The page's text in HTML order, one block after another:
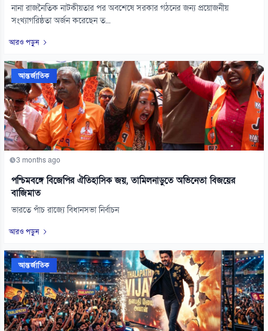
নানা রাজনৈতিক নাটকীয়তার পর অবশেষে সরকার গঠনের জন্য প্রয়োজনীয়
সংখ্যাগরিষ্ঠতা অর্জন করেছেন ত...
আরও পড়ুন
আন্তর্জাতিক
3 months ago
পশ্চিমবঙ্গে বিজেপির ঐতিহাসিক জয়, তামিলনাড়ুতে অভিনেতা বিজয়ের
বাজিমাত
ভারতে পাঁচ রাজ্যে বিধানসভা নির্বাচন
আরও পড়ুন
আন্তর্জাতিক